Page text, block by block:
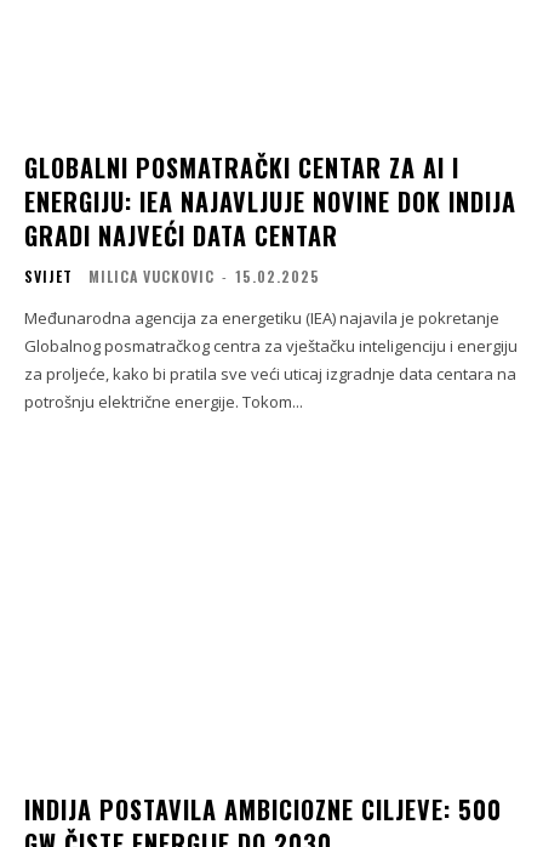
GLOBALNI POSMATRAČKI CENTAR ZA AI I
ENERGIJU: IEA NAJAVLJUJE NOVINE DOK INDIJA
GRADI NAJVEĆI DATA CENTAR
SVIJET MILICA VUCKOVIC - 15.02.2025
Međunarodna agencija za energetiku (IEA) najavila je pokretanje
Globalnog posmatračkog centra za vještačku inteligenciju i energiju
za proljeće, kako bi pratila sve veći uticaj izgradnje data centara na
potrošnju električne energije. Tokom...
INDIJA POSTAVILA AMBICIOZNE CILJEVE: 500